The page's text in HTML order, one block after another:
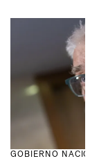
GOBIERNO